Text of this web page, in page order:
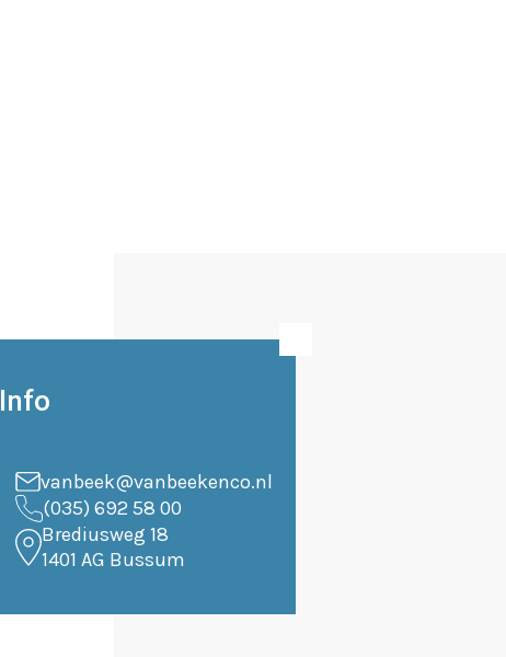
Info
vanbeek@vanbeekenco.nl
(035) 692 58 00
Brediusweg 18
1401 AG Bussum